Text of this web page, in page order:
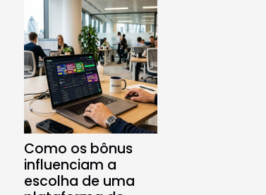
Como os bônus
influenciam a
escolha de uma